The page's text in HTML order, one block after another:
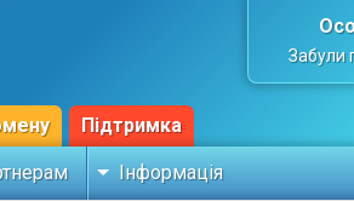
Підтримка
Забули
Інформація